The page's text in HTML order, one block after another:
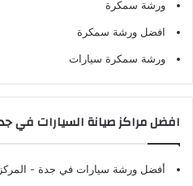
ورشة سمكرة
افضل ورشة سمكرة
ورشة سمكرة سيارات
افضل مراكز صيانة السيارات في
أفضل ورشة سيارات في جدة -